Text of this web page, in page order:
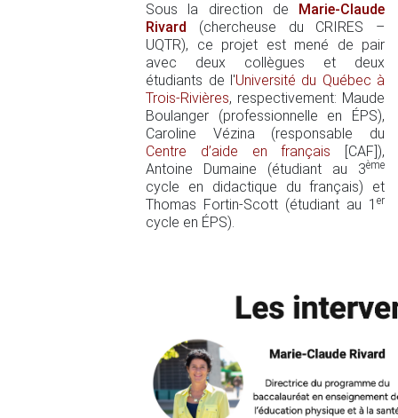
Sous la direction de Marie-Claude
Rivard (chercheuse du CRIRES –
UQTR), ce projet est mené de pair
avec deux collègues et deux
étudiants de l'Université du Québec à
Trois-Rivières, respectivement: Maude
Boulanger (professionnelle en ÉPS),
Caroline Vézina (responsable du
Centre d’aide en français [CAF]),
Antoine Dumaine (étudiant au 3ème
cycle en didactique du français) et
Thomas Fortin-Scott (étudiant au 1 er
cycle en ÉPS).